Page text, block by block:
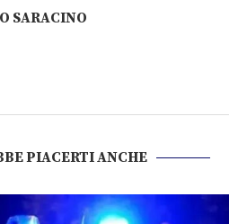
SARACINO
PIACERTI ANCHE